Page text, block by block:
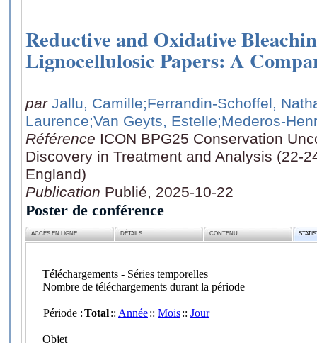
Reductive and Oxidative
Lignocellulosic Papers: A
par Jallu, Camille;Ferrandin-Schoffel,
Laurence;Van Geyts, Estelle;Mederos-
Référence ICON BPG25 Conservation
Discovery in Treatment and Analysis (22-
England)
Publication Publié, 2025-10-22
Poster de conférence
ACCÈS EN LIGNE DÉTAILS CONTENU